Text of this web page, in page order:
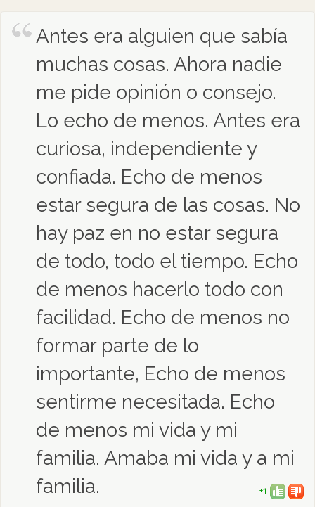
Antes era alguien que sabía
muchas cosas. Ahora nadie
me pide opinión o consejo.
Lo echo de menos. Antes era
curiosa, independiente y
confiada. Echo de menos
estar segura de las cosas. No
hay paz en no estar segura
de todo, todo el tiempo. Echo
de menos hacerlo todo con
facilidad. Echo de menos no
formar parte de lo
importante, Echo de menos
sentirme necesitada. Echo
de menos mi vida y mi
familia. Amaba mi vida y a mi
familia.
+1